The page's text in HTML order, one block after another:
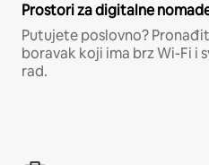
Prostori za digitalne
Putujete poslovno?
boravak koji ima brz Wi-Fi i
rad.